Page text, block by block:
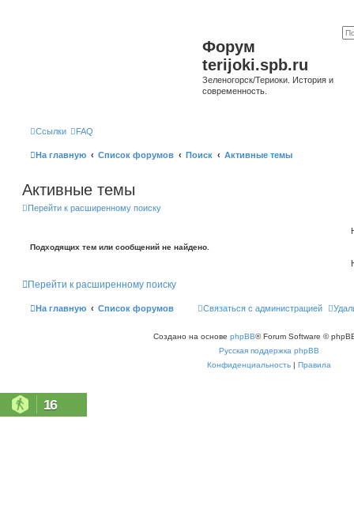
Форум
terijoki.spb.ru
Зеленогорск/Териоки. История и
современность.
Ссылки FAQ
На главную Список форумов Поиск Активные темы
Активные темы
Перейти к расширенному поиску
Подходящих тем или сообщений не найдено.
Перейти к расширенному поиску
На главную Список форумов Связаться с администрацией
Создано на основе phpBB® Forum Software ©
Русская поддержка phpBB
Конфиденциальность | Правила
16